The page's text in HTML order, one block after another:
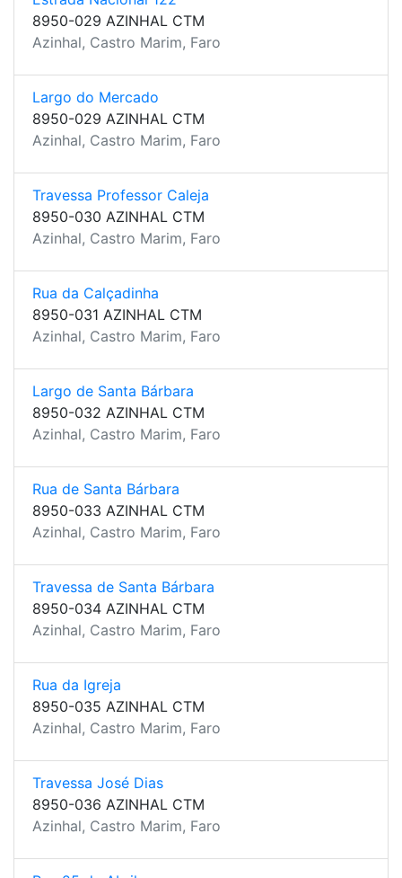
8950-029 AZINHAL CTM
Azinhal, Castro Marim, Faro
Largo do Mercado
8950-029 AZINHAL CTM
Azinhal, Castro Marim, Faro
Travessa Professor Caleja
8950-030 AZINHAL CTM
Azinhal, Castro Marim, Faro
Rua da Calçadinha
8950-031 AZINHAL CTM
Azinhal, Castro Marim, Faro
Largo de Santa Bárbara
8950-032 AZINHAL CTM
Azinhal, Castro Marim, Faro
Rua de Santa Bárbara
8950-033 AZINHAL CTM
Azinhal, Castro Marim, Faro
Travessa de Santa Bárbara
8950-034 AZINHAL CTM
Azinhal, Castro Marim, Faro
Rua da Igreja
8950-035 AZINHAL CTM
Azinhal, Castro Marim, Faro
Travessa José Dias
8950-036 AZINHAL CTM
Azinhal, Castro Marim, Faro